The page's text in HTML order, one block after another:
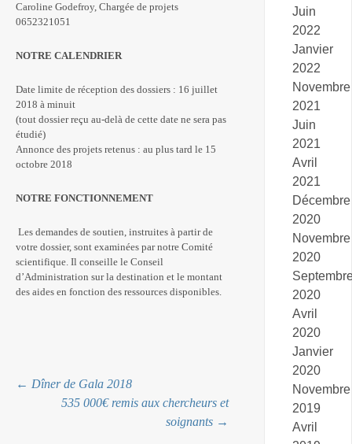
Caroline Godefroy, Chargée de projets
0652321051
NOTRE CALENDRIER
Date limite de réception des dossiers : 16 juillet
2018 à minuit
(tout dossier reçu au-delà de cette date ne sera pas
étudié)
Annonce des projets retenus : au plus tard le 15
octobre 2018
NOTRE FONCTIONNEMENT
Les demandes de soutien, instruites à partir de
votre dossier, sont examinées par notre Comité
scientifique. Il conseille le Conseil
d’Administration sur la destination et le montant
des aides en fonction des ressources disponibles.
Navigation
← Dîner de Gala 2018
535 000€ remis aux chercheurs et
soignants →
Juin
2022
Janvier
2022
Novembre
2021
Juin
2021
Avril
2021
Décembre
2020
Novembre
2020
2020
Avril
2020
Janvier
2020
Novembre
2019
Avril